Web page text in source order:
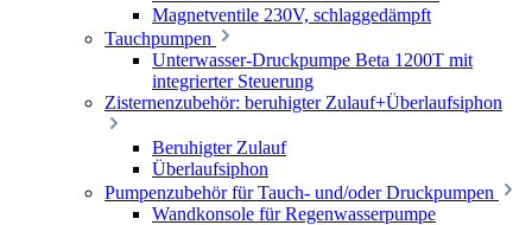
Magnetventile 230V, schlaggedämpft
Tauchpumpen
Unterwasser-Druckpumpe Beta 1200T mit
integrierter Steuerung
Zisternenzubehör: beruhigter Zulauf+Überlaufsiphon
Beruhigter Zulauf
Überlaufsiphon
Pumpenzubehör für Tauch- und/oder Druckpumpen
Wandkonsole für Regenwasserpumpe